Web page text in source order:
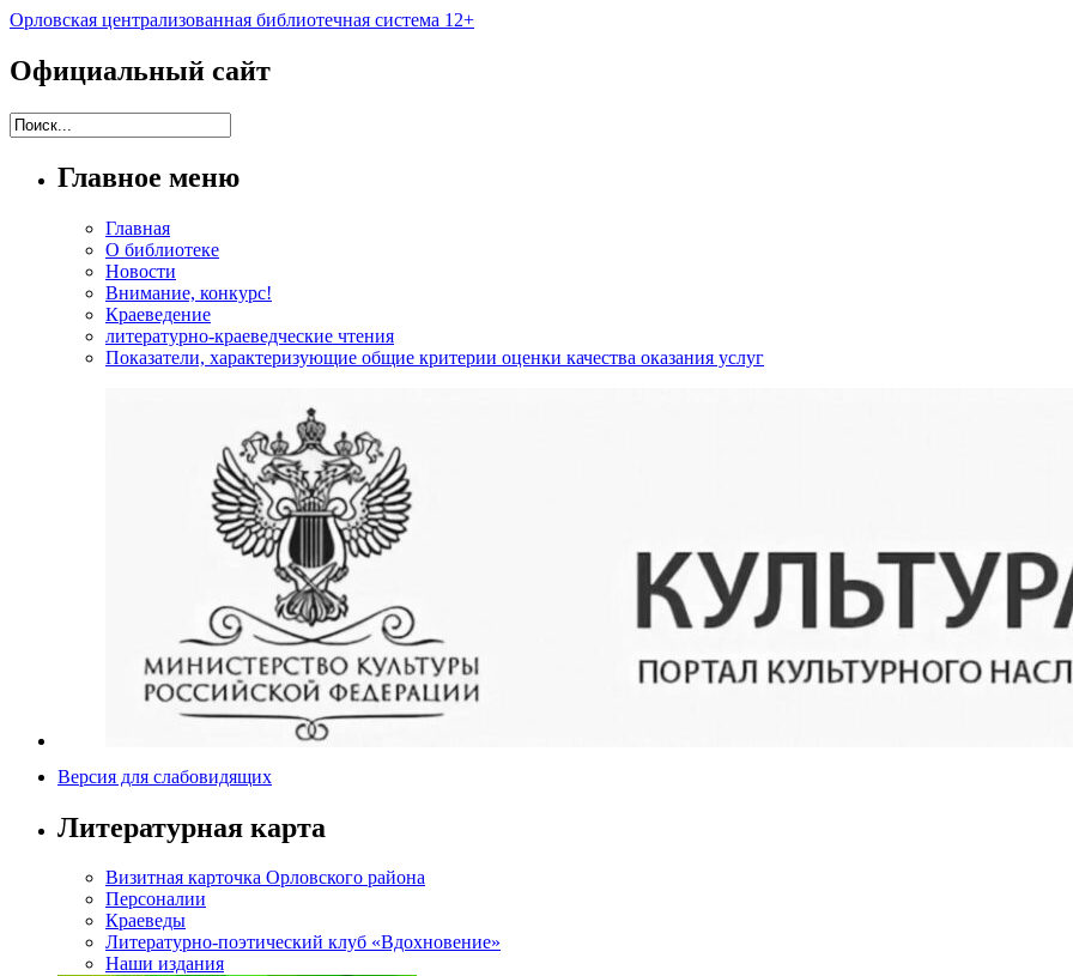
Орловская централизованная библиотечная система 12+
Официальный сайт
Главное меню
Главная
О библиотеке
Новости
Внимание, конкурс!
Краеведение
литературно-краеведческие чтения
Показатели, характеризующие общие критерии оценки качества оказания услуг
Версия для слабовидящих
Литературная карта
Визитная карточка Орловского района
Персоналии
Краеведы
Литературно-поэтический клуб «Вдохновение»
Наши издания